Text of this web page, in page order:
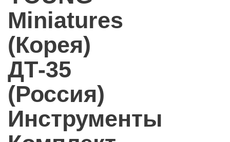
Miniatures
(Корея)
ДТ-35
(Россия)
Инструменты